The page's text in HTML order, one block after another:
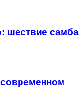
шествие самба